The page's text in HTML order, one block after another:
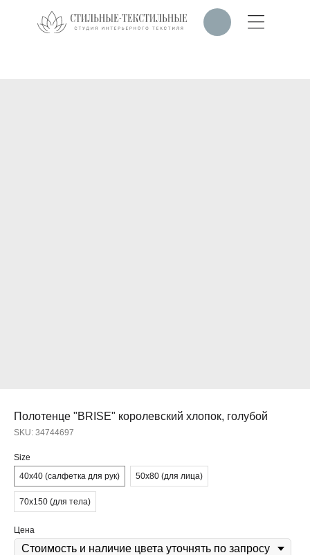
Полотенце "BRISE" королевский хлопок, голубой
SKU: 34744697
Size
40х40 (салфетка для рук)
50х80 (для лица)
70х150 (для тела)
Цена